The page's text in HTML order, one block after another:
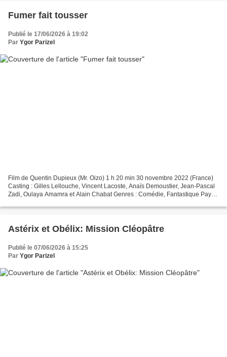
Fumer fait tousser
Publié le 17/06/2026 à 19:02
Par Ygor Parizel
Film de Quentin Dupieux (Mr. Oizo) 1 h 20 min 30 novembre 2022 (France)
Casting : Gilles Lellouche, Vincent Lacoste, Anaïs Demoustier, Jean-Pascal
Zadi, Oulaya Amamra et Alain Chabat Genres : Comédie, Fantastique Pays
Astérix et Obélix: Mission Cléopâtre
Publié le 07/06/2026 à 15:25
Par Ygor Parizel